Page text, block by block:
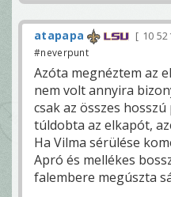
atapapa 10
#neverpunt
Azóta megnéztem az
nem volt annyira
csak az összes
túldobta az elkapót,
Ha Vilma sérülése
Apró és mellékes
falembere megúszta